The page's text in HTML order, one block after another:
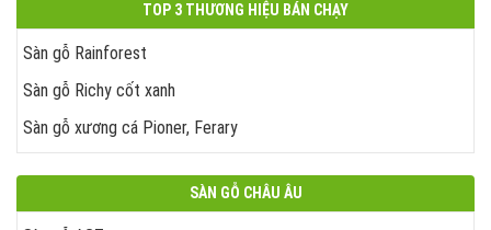
TOP 3 THƯƠNG HIỆU BÁN CHẠY
Sàn gỗ Rainforest
Sàn gỗ Richy cốt xanh
Sàn gỗ xương cá Pioner, Ferary
SÀN GỖ CHÂU ÂU